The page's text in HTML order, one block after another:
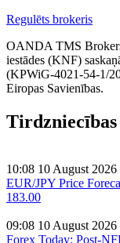
Regulēts brokeris
OANDA TMS
iestādes (KNF)
(KPWiG-4021-54-1/
Eiropas Savienības.
10:08 10 August 2026
EUR/JPY Price
183.00
09:08 10 August 2026
Forex Today: Post-